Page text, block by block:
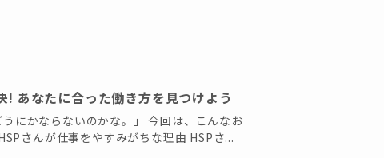
あなたに合った働き方を見つけよう
にかならないのかな。」 今回は、こんなお
さんが仕事をやすみがちな理由 HSPさ...